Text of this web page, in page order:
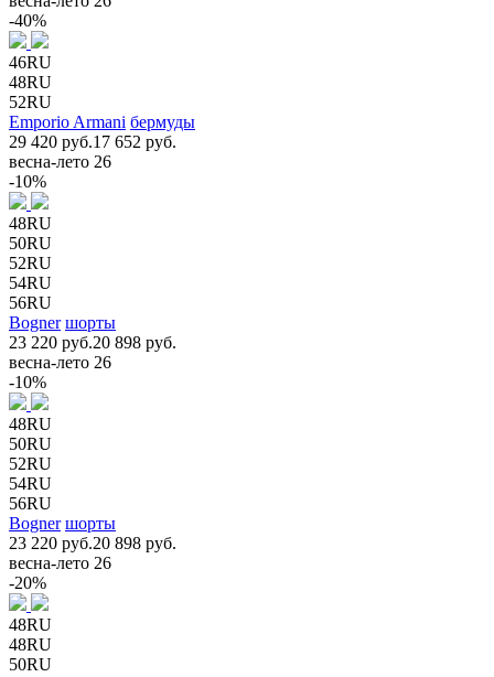
-40%
46RU
48RU
52RU
Emporio Armani бермуды
29 420 руб.17 652 руб.
весна-лето 26
-10%
48RU
50RU
52RU
54RU
56RU
Bogner шорты
23 220 руб.20 898 руб.
весна-лето 26
-10%
48RU
50RU
52RU
54RU
56RU
Bogner шорты
23 220 руб.20 898 руб.
весна-лето 26
-20%
48RU
48RU
50RU